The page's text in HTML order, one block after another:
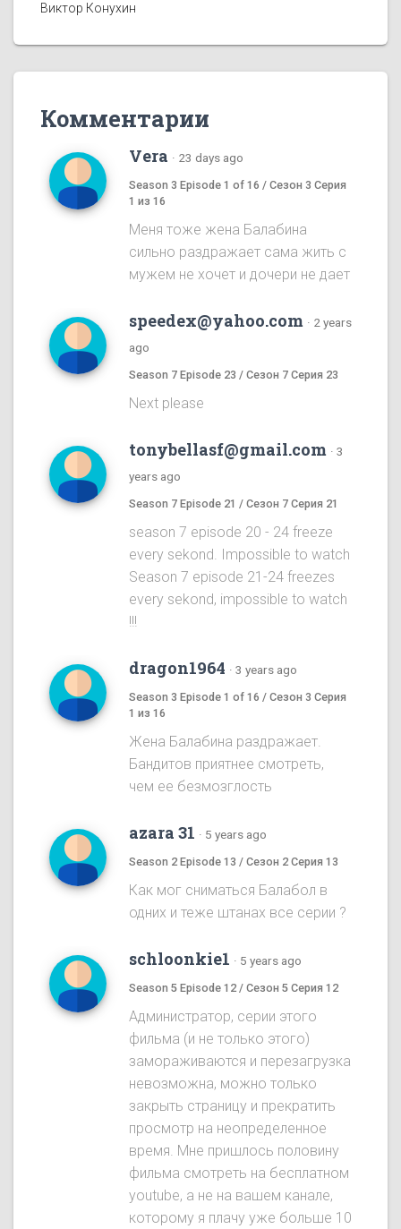
Виктор Конухин
Комментарии
Vera · 23 days ago
Season 3 Episode 1 of 16 / Сезон 3 Серия
1 из 16
Меня тоже жена Балабина
сильно раздражает сама жить с
мужем не хочет и дочери не дает
speedex@yahoo.com · 2 years
ago
Season 7 Episode 23 / Сезон 7 Серия 23
Next please
tonybellasf@gmail.com · 3
years ago
Season 7 Episode 21 / Сезон 7 Серия 21
season 7 episode 20 - 24 freeze
every sekond. Impossible to watch
Season 7 episode 21-24 freezes
every sekond, impossible to watch
!!!
dragon1964 · 3 years ago
Season 3 Episode 1 of 16 / Сезон 3 Серия
1 из 16
Жена Балабина раздражает.
Бандитов приятнее смотреть,
чем ее безмозглость
azara 31 · 5 years ago
Season 2 Episode 13 / Сезон 2 Серия 13
Как мог сниматься Балабол в
одних и теже штанах все серии ?
schloonkie1 · 5 years ago
Season 5 Episode 12 / Сезон 5 Серия 12
Администратор, серии этого
фильма (и не только этого)
замораживаются и перезагрузка
невозможна, можно только
закрыть страницу и прекратить
просмотр на неопределенное
время. Мне пришлось половину
фильма смотреть на бесплатном
youtube, а не на вашем канале,
которому я плачу уже больше 10